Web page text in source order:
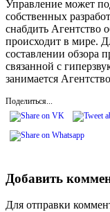
Управление может
собственных
снабдить Агентство
происходит в мире.
составлении обзора
связанной с
занимается
Поделиться...
Добавить
Для отправки